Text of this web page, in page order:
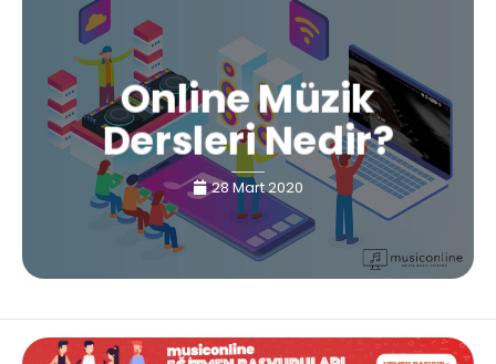
Online Müzik
Dersleri Nedir?
28 Mart 2020